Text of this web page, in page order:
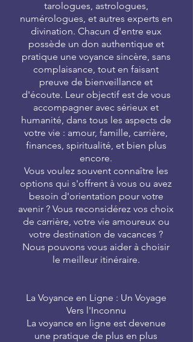
tarologues, astrologues,
numérologues, et autres experts en
divination. Chacun d'entre eux
possède un don authentique et
pratique une voyance sincère, sans
complaisance, tout en faisant
preuve de bienveillance et
d'écoute. Leur objectif est de vous
accompagner avec sérieux et
humanité, dans tous les aspects de
votre vie : amour, famille, carrière,
finances, spiritualité, et bien plus
encore.
Vous voulez souvent connaître les
options qui s'offrent à vous ou avez
besoin d'orientation pour votre
avenir ? Vous reconsidérez vos choix
de carrière, votre vie amoureux ou
votre destination de vacances ?
Nous pouvons vous aider à choisir
le meilleur itinéraire.
La Voyance en Ligne : Un Voyage
Vers l'Inconnu
La voyance en ligne est devenue
une pratique de plus en plus